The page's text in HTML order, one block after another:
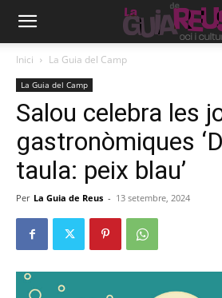
Inici La Guia del Camp
La Guia del Camp
Salou celebra les
gastronòmiques
taula: peix blau’
Per La Guia de Reus - 13 setembre, 2024